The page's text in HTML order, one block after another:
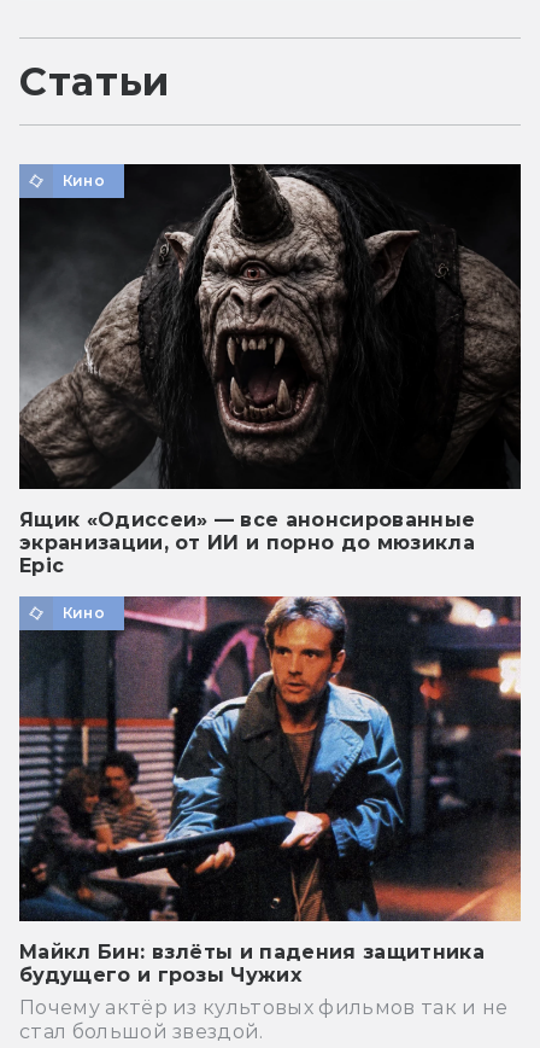
Статьи
Кино
Ящик «Одиссеи» — все анонсированные
экранизации, от ИИ и порно до мюзикла
Epic
Кино
Майкл Бин: взлёты и падения защитника
будущего и грозы Чужих
Почему актёр из культовых фильмов так и не
стал большой звездой.